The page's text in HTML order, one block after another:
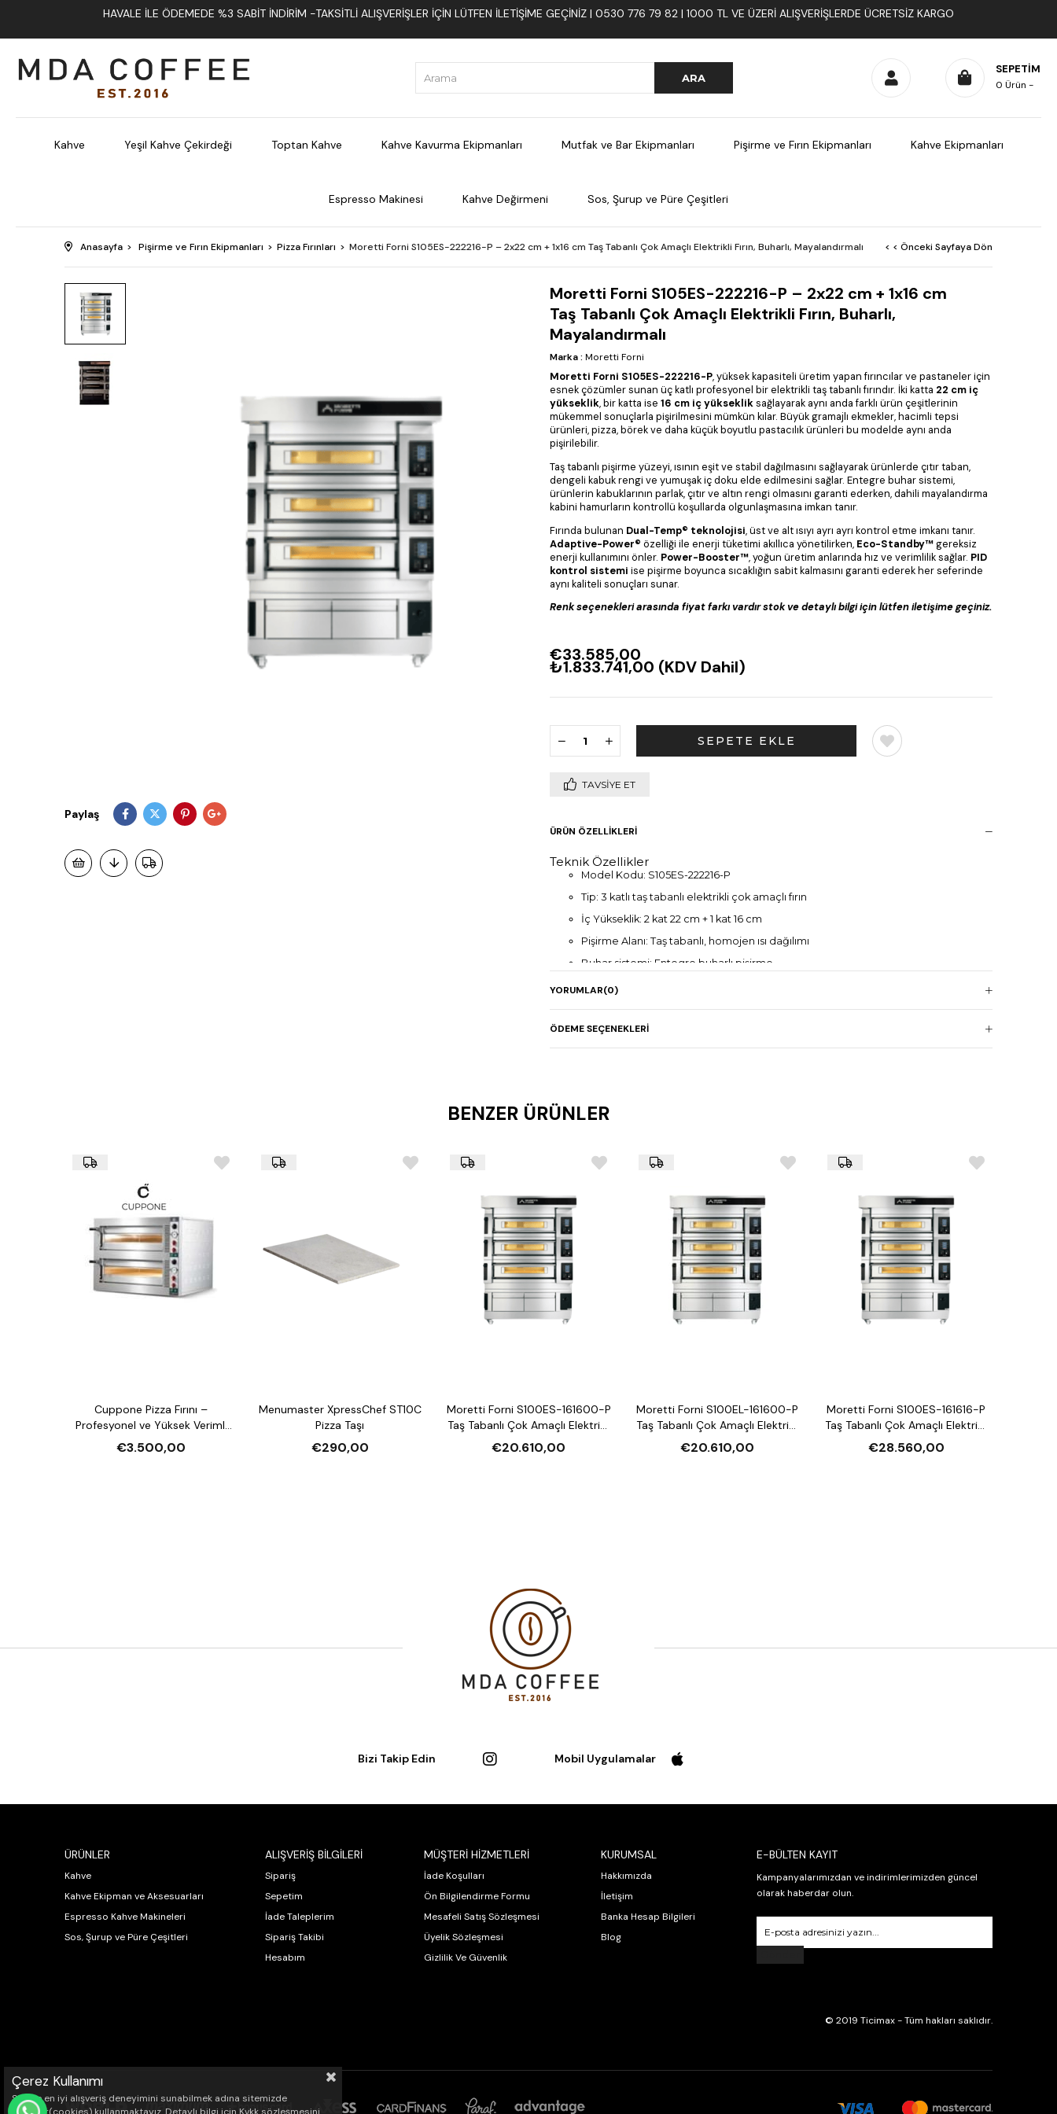
HAVALE İLE ÖDEMEDE %3 SABIT İNDIRIM -TAKSITLI ALIŞVERIŞLER İÇIN LÜTFEN ILETIŞIME GEÇINIZ | 0530 776 79 82 | 1000 TL VE ÜZERI ALIŞVERIŞLERDE ÜCRETSIZ KARGO
SEPETIM
0 Ürün
Kahve Yeşil Kahve Çekirdeği Toptan Kahve Kahve Kavurma Ekipmanları Mutfak ve Bar Ekipmanları Pişirme ve Fırın Ekipmanları Kahve Ekipmanları
Espresso Makinesi Kahve Değirmeni Sos, Şurup ve Püre Çeşitleri
Anasayfa Pişirme ve Fırın Ekipmanları Pizza Fırınları Moretti Forni S105ES-222216-P – 2x22 cm + 1x16 cm Taş Tabanlı Çok Amaçlı Elektrikli Fırın, Buharlı, Mayalandırmalı < < Önceki Sayfaya Dön
Paylaş
Moretti Forni S105ES-222216-P – 2x22 cm + 1x16 cm
Taş Tabanlı Çok Amaçlı Elektrikli Fırın, Buharlı,
Mayalandırmalı
Marka: Moretti Forni
Moretti Forni S105ES-222216-P, yüksek kapasiteli üretim yapan fırıncılar ve pastaneler için
esnek çözümler sunan üç katlı profesyonel bir elektrikli taş tabanlı fırındır. İki katta 22 cm iç
yükseklik, bir katta ise 16 cm iç yüksekliksağlayarak aynı anda farklı ürün çeşitlerinin
mükemmel sonuçlarla pişirilmesini mümkün kılar. Büyük gramajlı ekmekler, hacimli tepsi
ürünleri, pizza, börek ve daha küçük boyutlu pastacılık ürünleri bu modelde aynı anda
pişirilebilir.
Taş tabanlı pişirme yüzeyi, ısının eşit ve stabil dağılmasını sağlayarak ürünlerde çıtır taban,
dengeli kabuk rengi ve yumuşak iç doku elde edilmesini sağlar. Entegre buhar sistemi,
ürünlerin kabuklarının parlak, çıtır ve altın rengi olmasını garanti ederken, dahili mayalandırma
kabini hamurların kontrollü koşullarda olgunlaşmasına imkan tanır.
Fırında bulunan Dual-Temp® teknolojisi, üst ve alt ısıyı ayrı ayrı kontrol etme imkanı tanır.
Adaptive-Power® özelliği ile enerji tüketimi akıllıca yönetilirken, Eco-Standby™gereksiz
enerji kullanımını önler. Power-Booster™, yoğun üretim anlarında hız ve verimlilik sağlar. PID
kontrol sistemi ise pişirme boyunca sıcaklığın sabit kalmasını garanti ederek her seferinde
aynı kaliteli sonuçları sunar.
Renk seçenekleri arasında fiyat farkı vardır stok ve detaylı bilgi için lütfen iletişime geçiniz.
€33.585,00
₺1.833.741,00 (KDV Dahil)
TAVSIYE ET
ÜRÜN ÖZELLIKLERI
Teknik Özellikler
Model Kodu: S105ES-222216-P
Tip: 3 katlı taş tabanlı elektrikli çok amaçlı fırın
İç Yükseklik: 2 kat 22 cm + 1 kat 16 cm
Pişirme Alanı: Taş tabanlı, homojen ısı dağılımı
Buhar sistemi: Entegre buharlı pişirme
Mayalandırma: Entegre proofer
Maksimum Pişirme Sıcaklığı: 450 °C
Isı Kontrolü: Dual-Temp® (üst/alt bağımsız kontrol)
Enerji Yönetimi: Adaptive-Power®, Eco-Standby™
Bağlantı: SmartBaking uygulaması ile uzaktan erişim
Güç: 2x15,3 kW + 1x14,8 kW (380/400V 3N) + 1,5 kW (220/230V 1N)
YORUMLAR(0)
ÖDEME SEÇENEKLERI
BENZER ÜRÜNLER
Cuppone Pizza Fırını –
Profesyonel ve Yüksek Verimli
Pizza Fırını
€3.500,00
Menumaster XpressChef ST10C
Pizza Taşı
€290,00
Moretti Forni S100ES-161600-P
Taş Tabanlı Çok Amaçlı Elektrikli
Katlı Fırın (Buharlı,
Mayalandırmalı)
€20.610,00
Moretti Forni S100EL-161600-P
Taş Tabanlı Çok Amaçlı Elektrikli
Katlı Fırın (Buharlı,
Mayalandırmalı)
€20.610,00
Moretti Forni S100ES-161616-P
Taş Tabanlı Çok Amaçlı Elektrikli
Katlı Fırın (Buharlı,
Mayalandırmalı)
€28.560,00
Bizi Takip Edin Mobil Uygulamalar
ÜRÜNLER
Kahve
Kahve Ekipman ve Aksesuarları
Espresso Kahve Makineleri
Sos, Şurup ve Püre Çeşitleri
ALIŞVERİŞ BİLGİLERİ
Sipariş
Sepetim
İade Taleplerim
Sipariş Takibi
Hesabım
MÜŞTERİ HİZMETLERİ
İade Koşulları
Ön Bilgilendirme Formu
Mesafeli Satış Sözleşmesi
Üyelik Sözleşmesi
Gizlilik Ve Güvenlik
KURUMSAL
Hakkımızda
İletişim
Banka Hesap Bilgileri
Blog
E-BÜLTEN KAYIT
Kampanyalarımızdan ve indirimlerimizden güncel
olarak haberdar olun.
© 2019 Ticimax - Tüm hakları saklıdır.
Çerez Kullanımı
Sizlere en iyi alışveriş deneyimini sunabilmek adına sitemizde